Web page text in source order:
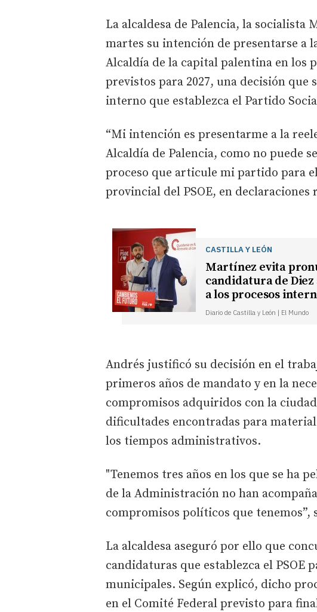
La alcaldesa de Palencia, la socialista
martes su intención de presentarse a
Alcaldía de la capital palentina en los
previstos para 2027, una decisión
interno que establezca el Partido
“Mi intención es presentarme a la
Alcaldía de Palencia, como no puede
proceso que articule mi partido para
provincial del PSOE, en declaraciones
CASTILLA Y LEÓN
Martínez evita
candidatura de
a los procesos
Diario de Castilla y León | El Mundo
Andrés justificó su decisión en el
primeros años de mandato y en la
compromisos adquiridos con la
dificultades encontradas para
los tiempos administrativos.
"Tenemos tres años en los que se ha
de la Administración no han
compromisos políticos que tenemos”,
La alcaldesa aseguró por ello que
candidaturas que establezca el PSOE
municipales. Según explicó, dicho
en el Comité Federal previsto para